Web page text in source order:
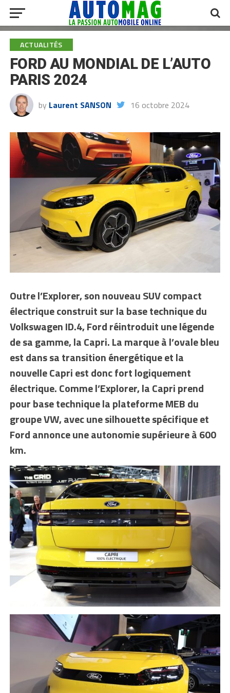
ACTUALITÉS
FORD AU MONDIAL DE L’AUTO
PARIS 2024
by Laurent SANSON 16 octobre 2024
Outre l’Explorer, son nouveau SUV compact
électrique construit sur la base technique du
Volkswagen ID.4, Ford réintroduit une légende
de sa gamme, la Capri. La marque à l’ovale bleu
est dans sa transition énergétique et la
nouvelle Capri est donc fort logiquement
électrique. Comme l’Explorer, la Capri prend
pour base technique la plateforme MEB du
groupe VW, avec une silhouette spécifique et
Ford annonce une autonomie supérieure à 600
km.